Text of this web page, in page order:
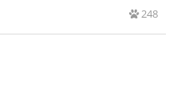
248